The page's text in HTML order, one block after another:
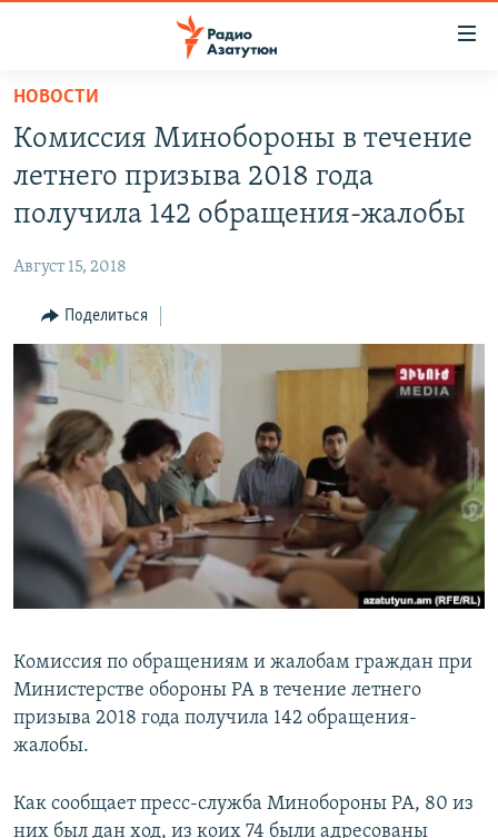
Перейти
основному
содержанию
основной
навигации
Перейти
поиску
ЭКОНОМИКА
РЕГИОН
НАГОРНЫЙ КАРАБАХ
КУЛЬТУРА
СПОРТ
АРХИВ
Հայերեն
English
Все сайты Радио Азатутюн
НОВОСТИ
Комиссия Минобороны в течение
летнего призыва 2018 года
получила 142 обращения-жалобы
Август 15, 2018
Поделиться
Комиссия по обращениям и жалобам граждан при
Министерстве обороны РА в течение летнего
призыва 2018 года получила 142 обращения-
жалобы.
Как сообщает пресс-служба Минобороны РА, 80 из
них был дан ход, из коих 74 были адресованы